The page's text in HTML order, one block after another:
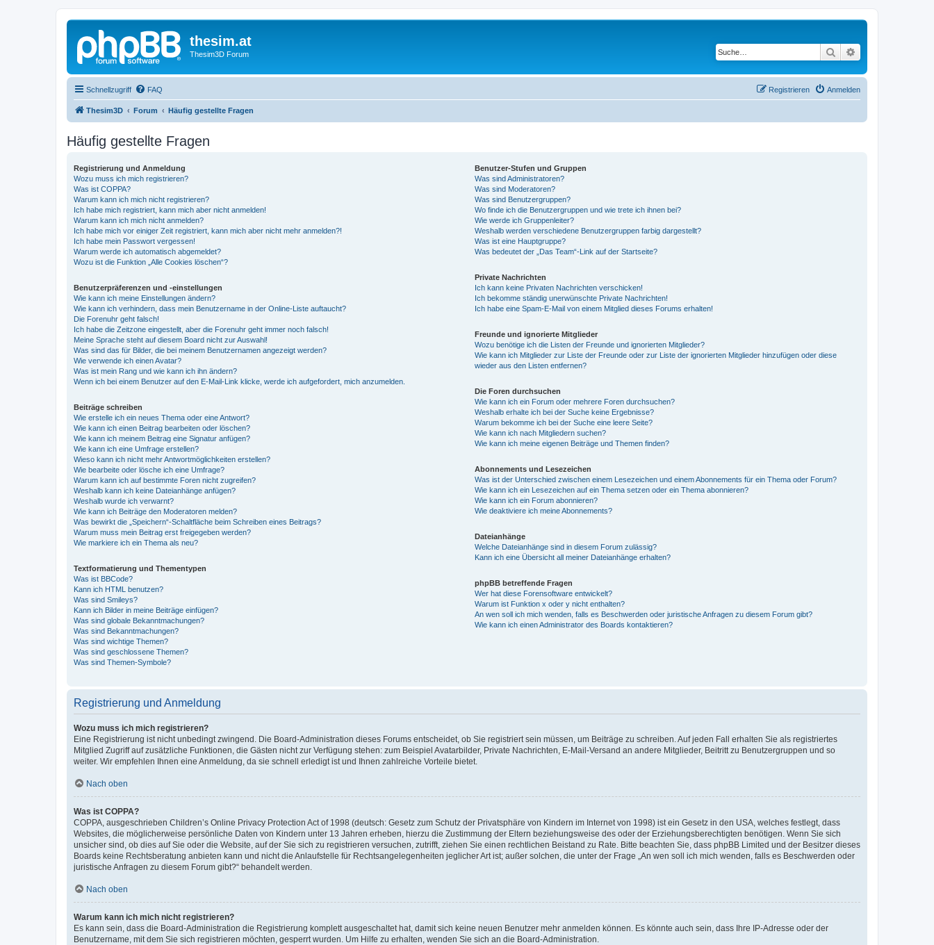
thesim.at
Thesim3D Forum Suche
Schnellzugriff FAQ Anmelden
Registrieren
Thesim3D Forum Häufig gestellte Fragen
Häufig gestellte Fragen
Registrierung und Anmeldung
Wozu muss ich mich registrieren?
Was ist COPPA?
Warum kann ich mich nicht registrieren?
Ich habe mich registriert, kann mich aber nicht anmelden!
Warum kann ich mich nicht anmelden?
Ich habe mich vor einiger Zeit registriert, kann mich aber nicht mehr anmelden?!
Ich habe mein Passwort vergessen!
Warum werde ich automatisch abgemeldet?
Wozu ist die Funktion „Alle Cookies löschen“?
Benutzerpräferenzen und -einstellungen
Wie kann ich meine Einstellungen ändern?
Wie kann ich verhindern, dass mein Benutzername in der Online-Liste auftaucht?
Die Forenuhr geht falsch!
Ich habe die Zeitzone eingestellt, aber die Forenuhr geht immer noch falsch!
Meine Sprache steht auf diesem Board nicht zur Auswahl!
Was sind das für Bilder, die bei meinem Benutzernamen angezeigt werden?
Wie verwende ich einen Avatar?
Was ist mein Rang und wie kann ich ihn ändern?
Wenn ich bei einem Benutzer auf den E-Mail-Link klicke, werde ich aufgefordert, mich anzumelden.
Beiträge schreiben
Wie erstelle ich ein neues Thema oder eine Antwort?
Wie kann ich einen Beitrag bearbeiten oder löschen?
Wie kann ich meinem Beitrag eine Signatur anfügen?
Wie kann ich eine Umfrage erstellen?
Wieso kann ich nicht mehr Antwortmöglichkeiten erstellen?
Wie bearbeite oder lösche ich eine Umfrage?
Warum kann ich auf bestimmte Foren nicht zugreifen?
Weshalb kann ich keine Dateianhänge anfügen?
Weshalb wurde ich verwarnt?
Wie kann ich Beiträge den Moderatoren melden?
Was bewirkt die „Speichern“-Schaltfläche beim Schreiben eines Beitrags?
Warum muss mein Beitrag erst freigegeben werden?
Wie markiere ich ein Thema als neu?
Textformatierung und Thementypen
Was ist BBCode?
Kann ich HTML benutzen?
Was sind Smileys?
Kann ich Bilder in meine Beiträge einfügen?
Was sind globale Bekanntmachungen?
Was sind Bekanntmachungen?
Was sind wichtige Themen?
Was sind geschlossene Themen?
Was sind Themen-Symbole?
Benutzer-Stufen und Gruppen
Was sind Administratoren?
Was sind Moderatoren?
Was sind Benutzergruppen?
Wo finde ich die Benutzergruppen und wie trete ich ihnen bei?
Wie werde ich Gruppenleiter?
Weshalb werden verschiedene Benutzergruppen farbig dargestellt?
Was ist eine Hauptgruppe?
Was bedeutet der „Das Team“-Link auf der Startseite?
Private Nachrichten
Ich kann keine Privaten Nachrichten verschicken!
Ich bekomme ständig unerwünschte Private Nachrichten!
Ich habe eine Spam-E-Mail von einem Mitglied dieses Forums erhalten!
Freunde und ignorierte Mitglieder
Wozu benötige ich die Listen der Freunde und ignorierten Mitglieder?
Wie kann ich Mitglieder zur Liste der Freunde oder zur Liste der ignorierten Mitglieder hinzufügen oder diese
wieder aus den Listen entfernen?
Die Foren durchsuchen
Wie kann ich ein Forum oder mehrere Foren durchsuchen?
Weshalb erhalte ich bei der Suche keine Ergebnisse?
Warum bekomme ich bei der Suche eine leere Seite?
Wie kann ich nach Mitgliedern suchen?
Wie kann ich meine eigenen Beiträge und Themen finden?
Abonnements und Lesezeichen
Was ist der Unterschied zwischen einem Lesezeichen und einem Abonnements für ein Thema oder Forum?
Wie kann ich ein Lesezeichen auf ein Thema setzen oder ein Thema abonnieren?
Wie kann ich ein Forum abonnieren?
Wie deaktiviere ich meine Abonnements?
Dateianhänge
Welche Dateianhänge sind in diesem Forum zulässig?
Kann ich eine Übersicht all meiner Dateianhänge erhalten?
phpBB betreffende Fragen
Wer hat diese Forensoftware entwickelt?
Warum ist Funktion x oder y nicht enthalten?
An wen soll ich mich wenden, falls es Beschwerden oder juristische Anfragen zu diesem Forum gibt?
Wie kann ich einen Administrator des Boards kontaktieren?
Registrierung und Anmeldung
Wozu muss ich mich registrieren?
Eine Registrierung ist nicht unbedingt zwingend. Die Board-Administration dieses Forums entscheidet, ob Sie registriert sein müssen, um Beiträge zu schreiben. Auf jeden Fall erhalten Sie als registriertes
Mitglied Zugriff auf zusätzliche Funktionen, die Gästen nicht zur Verfügung stehen: zum Beispiel Avatarbilder, Private Nachrichten, E-Mail-Versand an andere Mitglieder, Beitritt zu Benutzergruppen und so
weiter. Wir empfehlen Ihnen eine Anmeldung, da sie schnell erledigt ist und Ihnen zahlreiche Vorteile bietet.
Nach oben
Was ist COPPA?
COPPA, ausgeschrieben Children’s Online Privacy Protection Act of 1998 (deutsch: Gesetz zum Schutz der Privatsphäre von Kindern im Internet von 1998) ist ein Gesetz in den USA, welches festlegt, dass
Websites, die möglicherweise persönliche Daten von Kindern unter 13 Jahren erheben, hierzu die Zustimmung der Eltern beziehungsweise des oder der Erziehungsberechtigten benötigen. Wenn Sie sich
unsicher sind, ob dies auf Sie oder die Website, auf der Sie sich zu registrieren versuchen, zutrifft, ziehen Sie einen rechtlichen Beistand zu Rate. Bitte beachten Sie, dass phpBB Limited und der Besitzer dieses
Boards keine Rechtsberatung anbieten kann und nicht die Anlaufstelle für Rechtsangelegenheiten jeglicher Art ist; außer solchen, die unter der Frage „An wen soll ich mich wenden, falls es Beschwerden oder
juristische Anfragen zu diesem Forum gibt?“ behandelt werden.
Nach oben
Warum kann ich mich nicht registrieren?
Es kann sein, dass die Board-Administration die Registrierung komplett ausgeschaltet hat, damit sich keine neuen Benutzer mehr anmelden können. Es könnte auch sein, dass Ihre IP-Adresse oder der
Benutzername, mit dem Sie sich registrieren möchten, gesperrt wurden. Um Hilfe zu erhalten, wenden Sie sich an die Board-Administration.